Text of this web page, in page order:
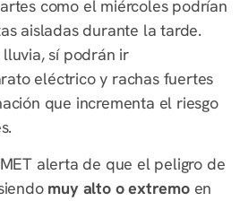
como el miércoles podrían
aisladas durante la tarde.
sí podrán ir
eléctrico y rachas fuertes
que incrementa el riesgo
alerta de que el peligro de
muy alto o extremoen